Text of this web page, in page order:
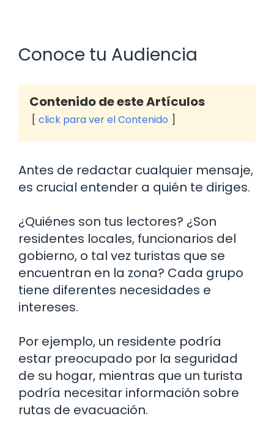
Conoce tu Audiencia
Contenido de este Artículos
click para ver el Contenido
Antes de redactar cualquier mensaje,
es crucial entender a quién te diriges.
¿Quiénes son tus lectores? ¿Son
residentes locales, funcionarios del
gobierno, o tal vez turistas que se
encuentran en la zona? Cada grupo
tiene diferentes necesidades e
intereses.
Por ejemplo, un residente podría
estar preocupado por la seguridad
de su hogar, mientras que un turista
podría necesitar información sobre
rutas de evacuación.